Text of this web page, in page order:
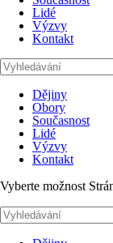
Lidé
Výzvy
Kontakt
Dějiny
Obory
Současnost
Lidé
Výzvy
Kontakt
Vyberte možnost